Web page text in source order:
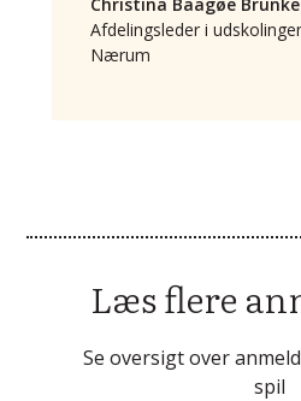
Afdelingsleder i
Nærum
Læs flere
Se oversigt over
spil